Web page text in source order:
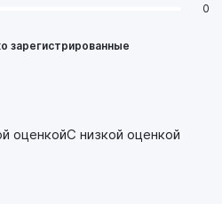
0
зарегистрированные
оценкойС низкой оценкой